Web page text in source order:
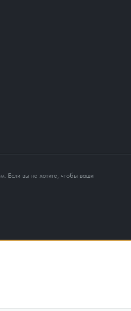
. Если вы не хотите, чтобы ваши